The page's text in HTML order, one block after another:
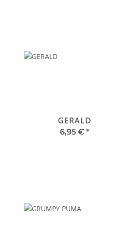
GERALD
6,95 € *